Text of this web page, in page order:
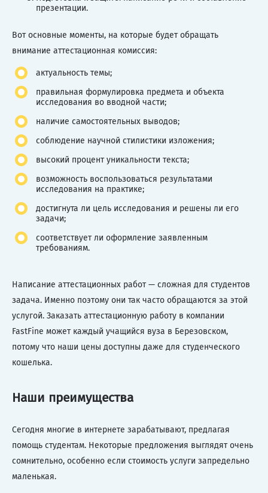
презентации.
Вот основные моменты, на которые будет обращать
внимание аттестационная комиссия:
актуальность темы;
правильная формулировка предмета и объекта
исследования во вводной части;
наличие самостоятельных выводов;
соблюдение научной стилистики изложения;
высокий процент уникальности текста;
возможность воспользоваться результатами
исследования на практике;
достигнута ли цель исследования и решены ли его
задачи;
соответствует ли оформление заявленным
требованиям.
Написание аттестационных работ — сложная для студентов
задача. Именно поэтому они так часто обращаются за этой
услугой. Заказать аттестационную работу в компании
FastFine может каждый учащийся вуза в Березовском,
потому что наши цены доступны даже для студенческого
кошелька.
Наши преимущества
Сегодня многие в интернете зарабатывают, предлагая
помощь студентам. Некоторые предложения выглядят очень
сомнительно, особенно если стоимость услуги запредельно
маленькая.